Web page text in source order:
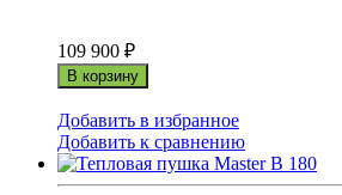
109 900 ₽
В корзину
Добавить в избранное
Добавить к сравнению